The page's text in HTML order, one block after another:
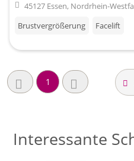
45127 Essen, Nordrhein-
Brustvergrößerung
Facelift
1
Interessante